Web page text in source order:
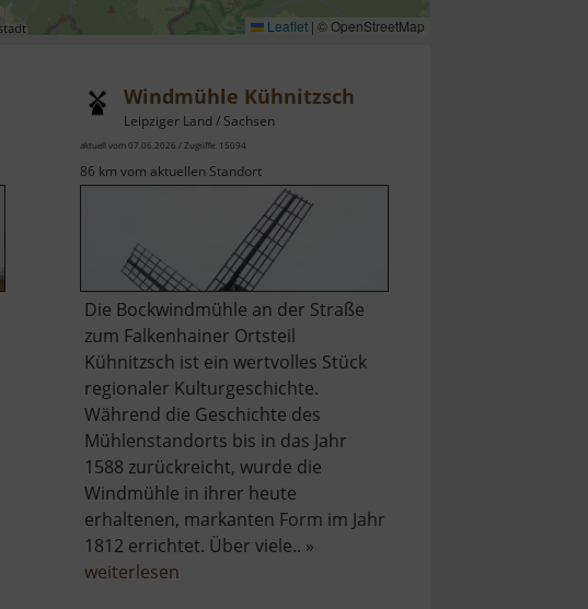
Leaflet | © OpenStreetMap
Windmühle Kühnitzsch
Leipziger Land / Sachsen
aktuell vom 07.06.2026 / Zugriffe: 15094
86 km vom aktuellen Standort
Die Bockwindmühle an der Straße
zum Falkenhainer Ortsteil
Kühnitzsch ist ein wertvolles Stück
regionaler Kulturgeschichte.
Während die Geschichte des
Mühlenstandorts bis in das Jahr
1588 zurückreicht, wurde die
Windmühle in ihrer heute
erhaltenen, markanten Form im Jahr
1812 errichtet. Über viele.. »
weiterlesenüber